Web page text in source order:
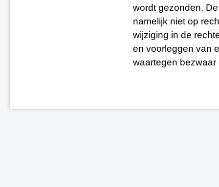
wordt gezonden.
namelijk niet op
wijziging in de
en voorleggen van
waartegen